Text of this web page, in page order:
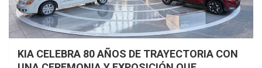
KIA CELEBRA 80 AÑOS DE TRAYECTORIA CON